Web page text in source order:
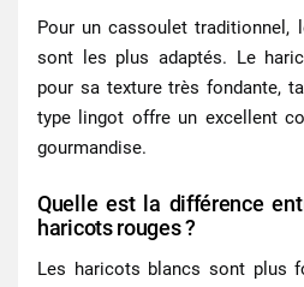
Pour un cassoulet traditionnel,
sont les plus adaptés. Le
pour sa texture très fondante,
type lingot offre un excellent
gourmandise.
Quelle est la différence
haricots rouges ?
Les haricots blancs sont plus